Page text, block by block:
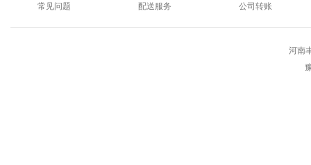
常见问题
配送服务
公司转账
河南